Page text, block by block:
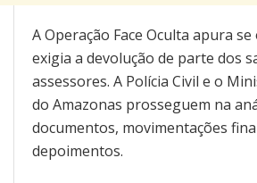
A Operação Face Oculta apura
exigia a devolução de parte dos
assessores. A Polícia Civil e o
do Amazonas prosseguem na
documentos, movimentações
depoimentos.